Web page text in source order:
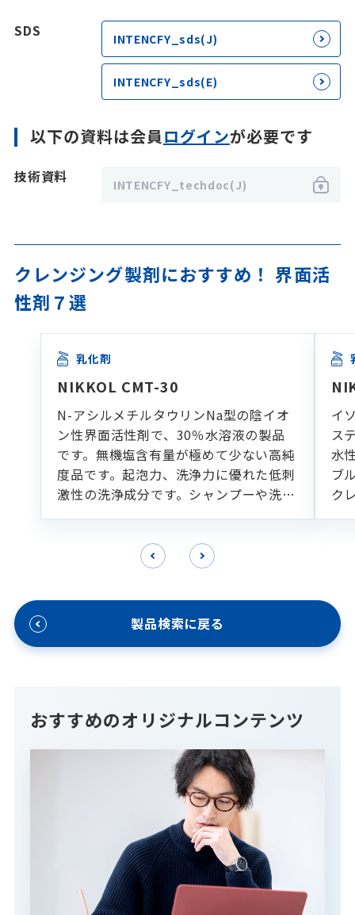
SDS INTENCFY_sds(J)
INTENCFY_sds(E)
以下の資料は会員ログインが必要です
技術資料 INTENCFY_techdoc(J)
クレンジング製剤におすすめ！ 界面活
性剤７選
乳化剤
NIKKOL CMT-30
N-アシルメチルタウリンNa型の陰イオ
ン性界面活性剤で、30％水溶液の製品
です。無機塩含有量が極めて少ない高純
度品です。起泡力、洗浄力に優れた低刺
激性の洗浄成分です。シャンプーや洗顔
フォームなどの各種洗浄製剤に適してい
イ
ス
水
ブ
ク
製品検索に戻る
おすすめのオリジナルコンテンツ